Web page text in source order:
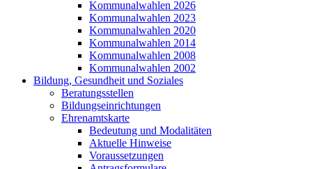
Kommunalwahlen 2026
Kommunalwahlen 2023
Kommunalwahlen 2020
Kommunalwahlen 2014
Kommunalwahlen 2008
Kommunalwahlen 2002
Bildung, Gesundheit und Soziales
Beratungsstellen
Bildungseinrichtungen
Ehrenamtskarte
Bedeutung und Modalitäten
Aktuelle Hinweise
Voraussetzungen